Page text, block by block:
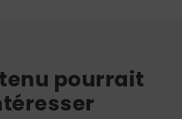
pourrait